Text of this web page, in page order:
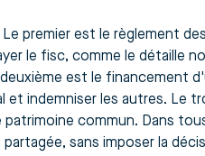
Le premier est le règlement
le fisc, comme le détaille
est le financement
et indemniser les autres. Le
patrimoine commun. Dans
sans imposer la